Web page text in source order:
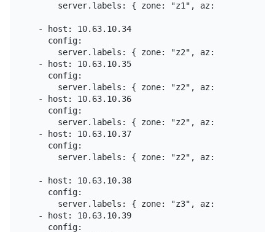
server.labels: { zone: "z1", az: "az1",
  - host: 10.63.10.34
    config:
server.labels: { zone: "z2", az: "az2",
  - host: 10.63.10.35
    config:
server.labels: { zone: "z2", az: "az2",
  - host: 10.63.10.36
    config:
server.labels: { zone: "z2", az: "az2",
  - host: 10.63.10.37
    config:
server.labels: { zone: "z2", az: "az2",
  - host: 10.63.10.38
    config:
server.labels: { zone: "z3", az: "az3",
  - host: 10.63.10.39
    config: